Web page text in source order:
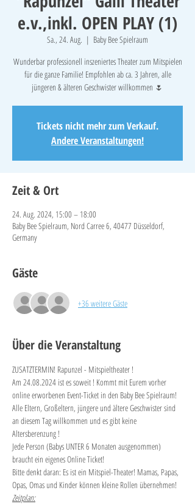
e.v.,inkl. OPEN PLAY (1)
Sa., 24. Aug.
  |
Baby Bee Spielraum
Wunderbar professionell inszeniertes Theater zum Mitspielen
für die ganze Familie! Empfohlen ab ca. 3 Jahren, alle
jüngeren & älteren Geschwister willkommen 🌷
Tickets nicht mehr zum Verkauf.
Andere Veranstaltungen!
Zeit & Ort
24. Aug. 2024, 15:00 – 18:00
Baby Bee Spielraum, Nord Carree 6, 40477 Düsseldorf,
Germany
Gäste
+36 weitere Gäste
Über die Veranstaltung
ZUSATZTERMIN! Rapunzel - Mitspieltheater !
Am 24.08.2024 ist es soweit ! Kommt mit Eurem vorher
online erworbenen Event-Ticket in den Baby Bee Spielraum!
Alle Eltern, Großeltern, jüngere und ältere Geschwister sind
an diesem Tag willkommen und es gibt keine
Altersberenzung !
Jede Person (Babys UNTER 6 Monaten ausgenommen)
braucht ein eigenes Online Ticket!
Bitte denkt daran: Es ist ein Mitspiel-Theater! Mamas, Papas,
Opas, Omas und Kinder können kleine Rollen übernehmen!
Zeitplan: